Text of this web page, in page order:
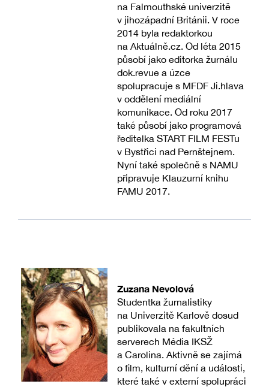
na Falmouthské univerzitě
v jihozápadní Británii. V roce
2014 byla redaktorkou
na Aktuálně.cz. Od léta 2015
působí jako editorka žurnálu
dok.revue a úzce
spolupracuje s MFDF Ji.hlava
v oddělení mediální
komunikace. Od roku 2017
také působí jako programová
ředitelka START FILM FESTu
v Bystřici nad Pernštejnem.
Nyní také společně s NAMU
připravuje Klauzurní knihu
FAMU 2017.
Zuzana Nevolová
Studentka žurnalistiky
na Univerzitě Karlově dosud
publikovala na fakultních
serverech Média IKSŽ
a Carolina. Aktivně se zajímá
o film, kulturní dění a události,
které také v externí spolupráci